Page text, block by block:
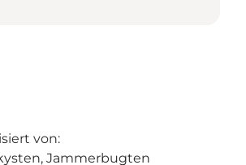
von:
Jammerbugten